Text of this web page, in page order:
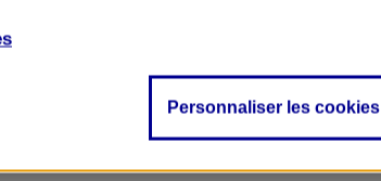
Personnaliser les cookies